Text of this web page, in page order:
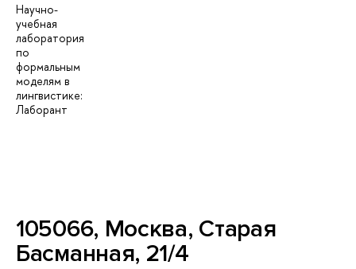
Научно-
учебная
лаборатория
по
формальным
моделям в
лингвистике:
Лаборант
105066, Москва, Старая
Басманная, 21/4